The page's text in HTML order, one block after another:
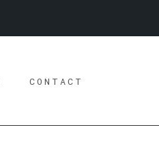
CONTACT